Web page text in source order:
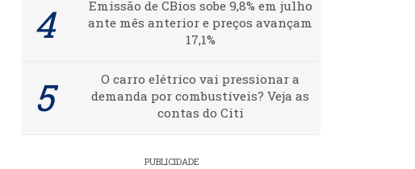
Emissão de CBios sobe 9,8% em julho
ante mês anterior e preços avançam
17,1%
O carro elétrico vai pressionar a
demanda por combustíveis? Veja as
contas do Citi
PUBLICIDADE